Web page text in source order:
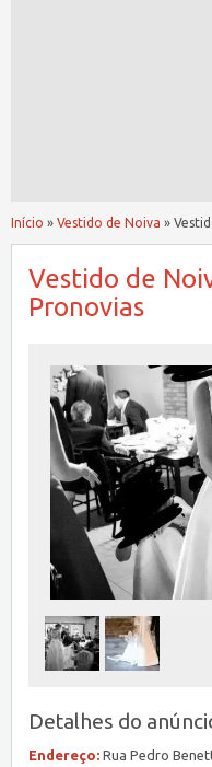
Início » Vestido de Noiva »
Vestido de
Pronovias
Detalhes do
Endereço: Rua Pedro